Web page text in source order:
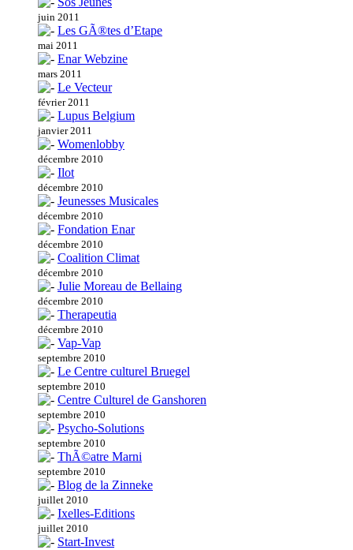
juin 2011
Les GÃ®tes d’Etape
mai 2011
Enar Webzine
mars 2011
Le Vecteur
février 2011
Lupus Belgium
janvier 2011
Womenlobby
décembre 2010
Ilot
décembre 2010
Jeunesses Musicales
décembre 2010
Fondation Enar
décembre 2010
Coalition Climat
décembre 2010
Julie Moreau de Bellaing
décembre 2010
Therapeutia
décembre 2010
Vap-Vap
septembre 2010
Le Centre culturel Bruegel
septembre 2010
Centre Culturel de Ganshoren
septembre 2010
Psycho-Solutions
septembre 2010
ThÃ©atre Marni
septembre 2010
Blog de la Zinneke
juillet 2010
Ixelles-Editions
juillet 2010
Start-Invest